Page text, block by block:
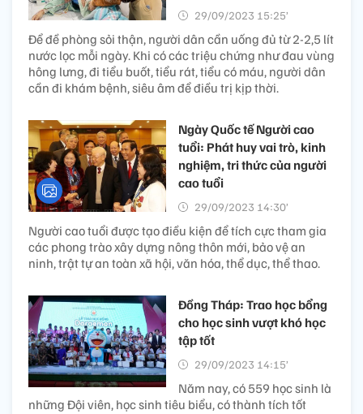
29/09/2023 15:25’
Để đề phòng sỏi thận, người dân cần uống đủ từ 2-2,5 lít
nước lọc mỗi ngày. Khi có các triệu chứng như đau vùng
hông lưng, đi tiểu buốt, tiểu rát, tiểu có máu, người dân
cần đi khám bệnh, siêu âm để điều trị kịp thời.
Ngày Quốc tế Người cao
tuổi: Phát huy vai trò, kinh
nghiệm, tri thức của người
cao tuổi
29/09/2023 14:30’
Người cao tuổi được tạo điều kiện để tích cực tham gia
các phong trào xây dựng nông thôn mới, bảo vệ an
ninh, trật tự an toàn xã hội, văn hóa, thể dục, thể thao.
Đồng Tháp: Trao học bổng
cho học sinh vượt khó học
tập tốt
29/09/2023 14:15’
Năm nay, có 559 học sinh là
những Đội viên, học sinh tiêu biểu, có thành tích tốt